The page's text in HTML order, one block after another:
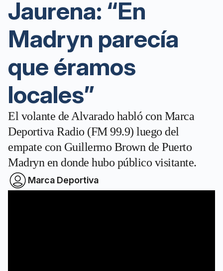
Jaurena: “En
Madryn parecía
que éramos
locales”
El volante de Alvarado habló con Marca
Deportiva Radio (FM 99.9) luego del
empate con Guillermo Brown de Puerto
Madryn en donde hubo público visitante.
Marca Deportiva